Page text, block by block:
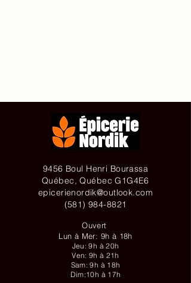
9456 Boul Henri Bourassa
Québec, Québec G1G4E6
epicerienordik@outlook.com
(581) 984-8821
Ouvert
Lun à Mer: 9h à 18h
Jeu: 9h à 20h
Ven: 9h à 21h
Sam: 9h à 18h
Dim:10h à 17h